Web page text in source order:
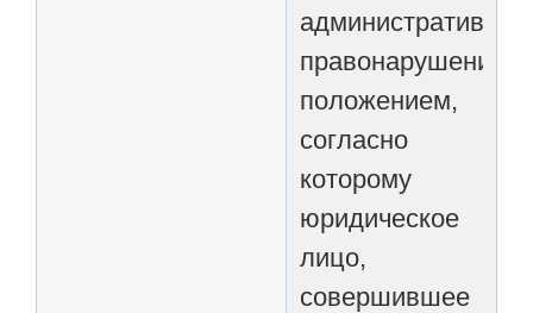
административных
правонарушениях
положением,
согласно
которому
юридическое
лицо,
совершившее